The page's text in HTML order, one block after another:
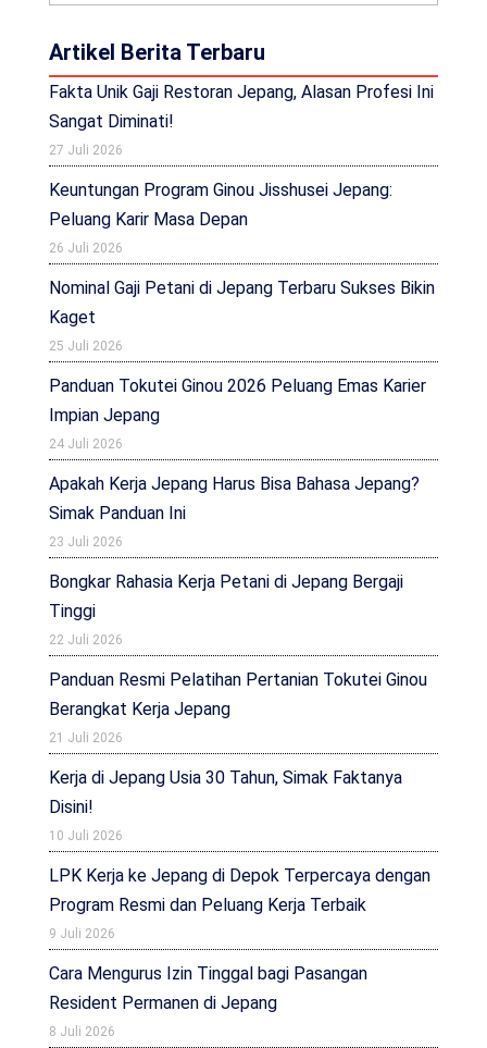
Artikel Berita Terbaru
Fakta Unik Gaji Restoran Jepang, Alasan Profesi Ini
Sangat Diminati!
27 Juli 2026
Keuntungan Program Ginou Jisshusei Jepang:
Peluang Karir Masa Depan
26 Juli 2026
Nominal Gaji Petani di Jepang Terbaru Sukses Bikin
Kaget
25 Juli 2026
Panduan Tokutei Ginou 2026 Peluang Emas Karier
Impian Jepang
24 Juli 2026
Apakah Kerja Jepang Harus Bisa Bahasa Jepang?
Simak Panduan Ini
23 Juli 2026
Bongkar Rahasia Kerja Petani di Jepang Bergaji
Tinggi
22 Juli 2026
Panduan Resmi Pelatihan Pertanian Tokutei Ginou
Berangkat Kerja Jepang
21 Juli 2026
Kerja di Jepang Usia 30 Tahun, Simak Faktanya
Disini!
10 Juli 2026
LPK Kerja ke Jepang di Depok Terpercaya dengan
Program Resmi dan Peluang Kerja Terbaik
9 Juli 2026
Cara Mengurus Izin Tinggal bagi Pasangan
Resident Permanen di Jepang
8 Juli 2026